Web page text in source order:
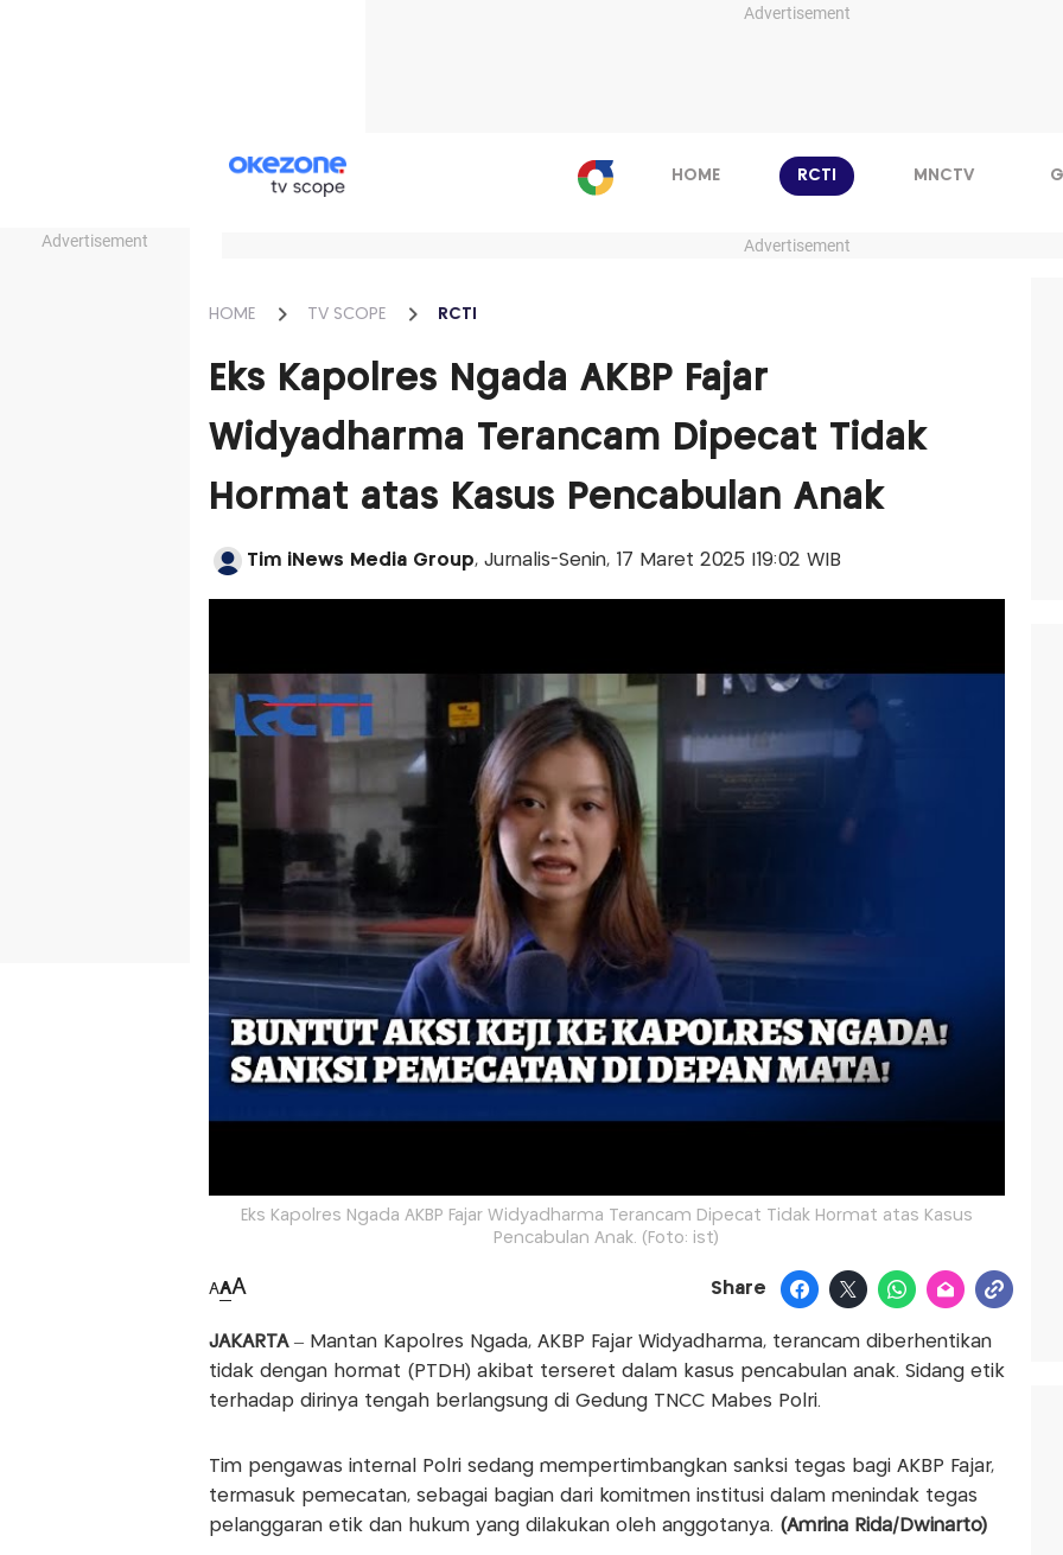
Advertisement
Advertisement
HOME RCTI MNCTV
Advertisement
HOME TV SCOPE RCTI
Eks Kapolres Ngada AKBP Fajar
Widyadharma Terancam Dipecat Tidak
Hormat atas Kasus Pencabulan Anak
Tim iNews Media Group, Jurnalis-Senin, 17 Maret 2025 |19:02 WIB
Eks Kapolres Ngada AKBP Fajar Widyadharma Terancam Dipecat Tidak Hormat atas Kasus
Pencabulan Anak. (Foto: ist)
AAA Share
JAKARTA– Mantan Kapolres Ngada, AKBP Fajar Widyadharma, terancam diberhentikan
tidak dengan hormat (PTDH) akibat terseret dalam kasus pencabulan anak. Sidang etik
terhadap dirinya tengah berlangsung di Gedung TNCC Mabes Polri.
Tim pengawas internal Polri sedang mempertimbangkan sanksi tegas bagi AKBP Fajar,
termasuk pemecatan, sebagai bagian dari komitmen institusi dalam menindak tegas
pelanggaran etik dan hukum yang dilakukan oleh anggotanya. (Amrina Rida/Dwinarto)